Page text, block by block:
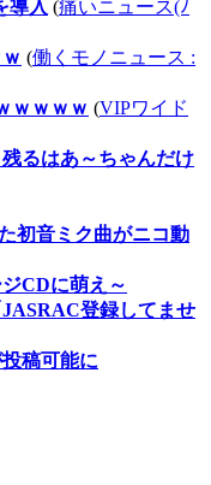
導入 (痛いニュース(ﾉ
(働くモノニュース :
ｗｗｗｗ (VIPワイド
るはあ～ちゃんだけ
初音ミク曲がニコ動
CDに萌え～
登録してませ
稿可能に